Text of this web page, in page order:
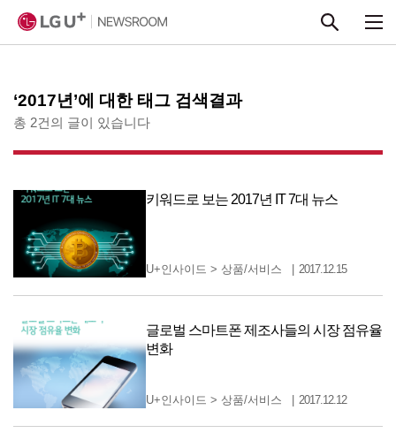
‘2017년’에 대한 태그 검색결과
총 2건의 글이 있습니다
키워드로 보는 2017년 IT 7대 뉴스
U+인사이드 >상품/서비스 2017.12.15
글로벌 스마트폰 제조사들의 시장 점유율
변화
U+인사이드 >상품/서비스 2017.12.12